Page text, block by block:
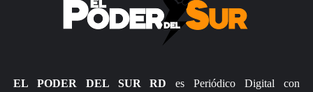
EL PODER DEL SUR RD es Periódico Digital con